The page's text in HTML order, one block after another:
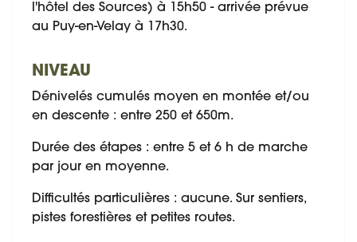
l'hôtel des Sources) à 15h50 - arrivée prévue
au Puy-en-Velay à 17h30.
NIVEAU
Dénivelés cumulés moyen en montée et/ou
en descente : entre 250 et 650m.
Durée des étapes : entre 5 et 6 h de marche
par jour en moyenne.
Difficultés particulières : aucune. Sur sentiers,
pistes forestières et petites routes.